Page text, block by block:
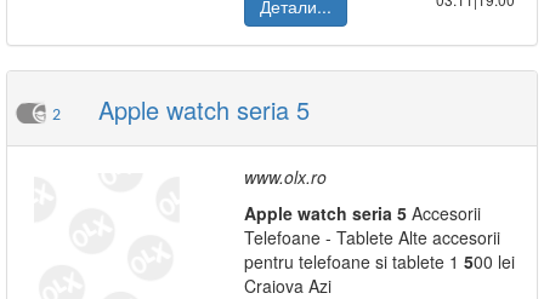
Детали...
2 Apple watch seria 5
www.olx.ro
Apple watch seria 5 Accesorii
Telefoane - Tablete Alte accesorii
pentru telefoane si tablete 1 500 lei
Craiova Azi